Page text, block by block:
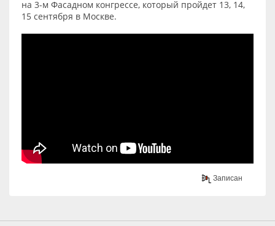
на 3-м Фасадном конгрессе, который пройдет 13, 14,
15 сентября в Москве.
Записан